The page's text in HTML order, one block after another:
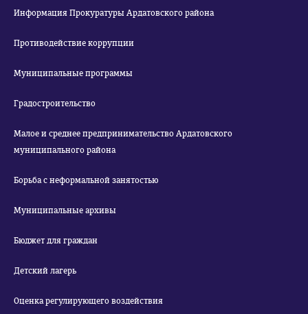
Информация Прокуратуры Ардатовского района
Противодействие коррупции
Муниципальные программы
Градостроительство
Малое и среднее предпринимательство Ардатовского
муниципального района
Борьба с неформальной занятостью
Муниципальные архивы
Бюджет для граждан
Детский лагерь
Оценка регулирующего воздействия